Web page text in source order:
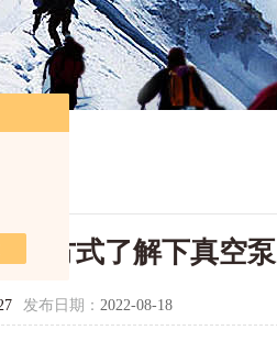
空泵
动方式了解下真空泵
发布日期： 2022-08-18